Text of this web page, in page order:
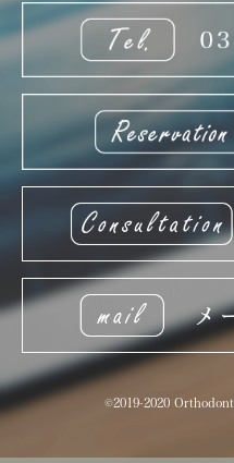
©2019-2020